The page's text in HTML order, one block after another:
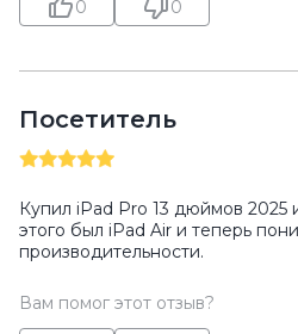
0 0
Посетитель
Купил iPad Pro 13 дюймов 2025
этого был iPad Air и теперь
производительности.
Вам помог этот отзыв?